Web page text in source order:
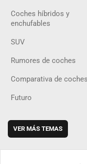
Coches híbridos y
enchufables
SUV
Rumores de coches
Comparativa de coches
Futuro
VER MÁS TEMAS